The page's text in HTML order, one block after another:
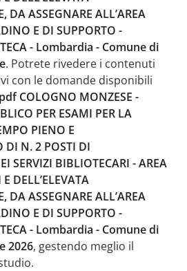
DA ASSEGNARE ALL’AREA
E DI SUPPORTO -
- Lombardia - Comune di
. Potrete rivedere i contenuti
con le domande disponibili
pdf COLOGNO MONZESE -
PER ESAMI PER LA
PIENO E
DI N. 2 POSTI DI
SERVIZI BIBLIOTECARI - AREA
DELL’ELEVATA
DA ASSEGNARE ALL’AREA
E DI SUPPORTO -
- Lombardia - Comune di
2026, gestendo meglio il